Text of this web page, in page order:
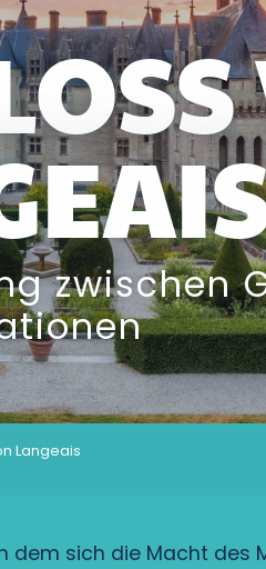
zwischen
Langeais
dem sich die Macht